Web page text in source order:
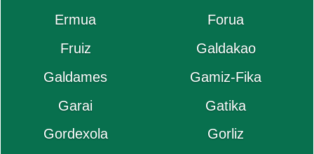
Ermua
Forua
Fruiz
Galdakao
Galdames
Gamiz-Fika
Garai
Gatika
Gordexola
Gorliz